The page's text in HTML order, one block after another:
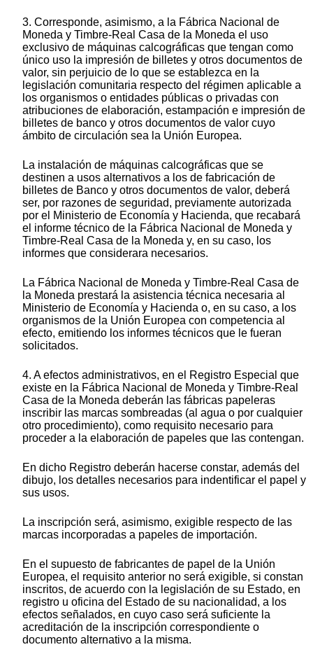
3. Corresponde, asimismo, a la Fábrica Nacional de
Moneda y Timbre-Real Casa de la Moneda el uso
exclusivo de máquinas calcográficas que tengan como
único uso la impresión de billetes y otros documentos de
valor, sin perjuicio de lo que se establezca en la
legislación comunitaria respecto del régimen aplicable a
los organismos o entidades públicas o privadas con
atribuciones de elaboración, estampación e impresión de
billetes de banco y otros documentos de valor cuyo
ámbito de circulación sea la Unión Europea.
La instalación de máquinas calcográficas que se
destinen a usos alternativos a los de fabricación de
billetes de Banco y otros documentos de valor, deberá
ser, por razones de seguridad, previamente autorizada
por el Ministerio de Economía y Hacienda, que recabará
el informe técnico de la Fábrica Nacional de Moneda y
Timbre-Real Casa de la Moneda y, en su caso, los
informes que considerara necesarios.
La Fábrica Nacional de Moneda y Timbre-Real Casa de
la Moneda prestará la asistencia técnica necesaria al
Ministerio de Economía y Hacienda o, en su caso, a los
organismos de la Unión Europea con competencia al
efecto, emitiendo los informes técnicos que le fueran
solicitados.
4. A efectos administrativos, en el Registro Especial que
existe en la Fábrica Nacional de Moneda y Timbre-Real
Casa de la Moneda deberán las fábricas papeleras
inscribir las marcas sombreadas (al agua o por cualquier
otro procedimiento), como requisito necesario para
proceder a la elaboración de papeles que las contengan.
En dicho Registro deberán hacerse constar, además del
dibujo, los detalles necesarios para indentificar el papel y
sus usos.
La inscripción será, asimismo, exigible respecto de las
marcas incorporadas a papeles de importación.
En el supuesto de fabricantes de papel de la Unión
Europea, el requisito anterior no será exigible, si constan
inscritos, de acuerdo con la legislación de su Estado, en
registro u oficina del Estado de su nacionalidad, a los
efectos señalados, en cuyo caso será suficiente la
acreditación de la inscripción correspondiente o
documento alternativo a la misma.